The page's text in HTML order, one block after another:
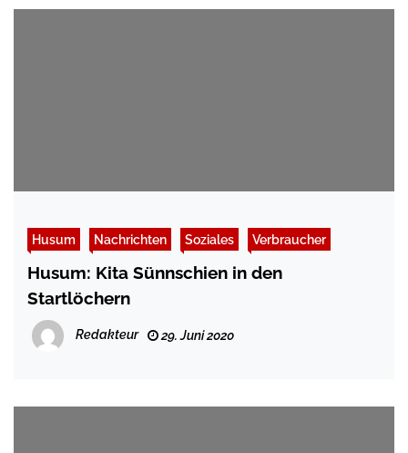
Husum Nachrichten Soziales Verbraucher
Husum: Kita Sünnschien in den
Startlöchern
Redakteur 29. Juni 2020